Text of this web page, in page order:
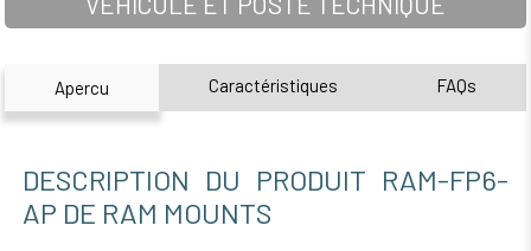
Apercu Caractéristiques FAQs
DESCRIPTION DU PRODUIT RAM-FP6-
AP DE RAM MOUNTS